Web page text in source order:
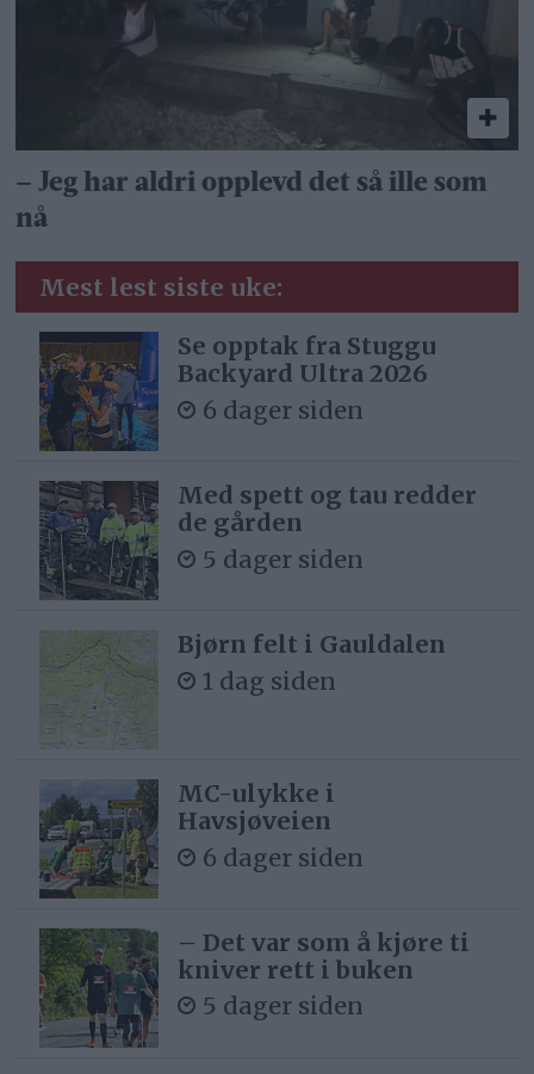
– Jeg har aldri opplevd det så ille som
nå
Mest lest siste uke:
Se opptak fra Stuggu
Backyard Ultra 2026
6 dager siden
Med spett og tau redder
de gården
5 dager siden
Bjørn felt i Gauldalen
1 dag siden
MC-ulykke i
Havsjøveien
6 dager siden
– Det var som å kjøre ti
kniver rett i buken
5 dager siden